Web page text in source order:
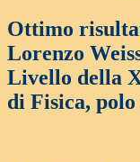
Ottimo
Lorenzo
Livello della
di Fisica,